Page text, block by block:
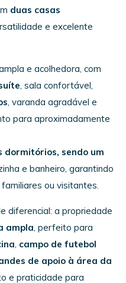
duas casas
e excelente
e acolhedora, com
, sala confortável,
, varanda agradável e
para aproximadamente
dormitórios, sendo um
e banheiro, garantindo
ou visitantes.
diferencial: a propriedade
ampla, perfeito para
, campo de futebol
de apoio à área da
e praticidade para